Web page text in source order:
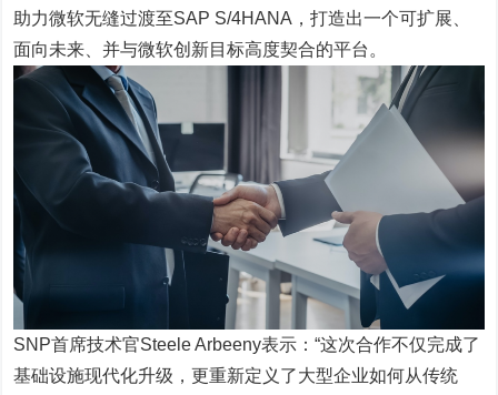
助力微软无缝过渡至SAP S/4HANA，打造出一个可扩展、
面向未来、并与微软创新目标高度契合的平台。
SNP首席技术官Steele Arbeeny表示：“这次合作不仅完成了
基础设施现代化升级，更重新定义了大型企业如何从传统